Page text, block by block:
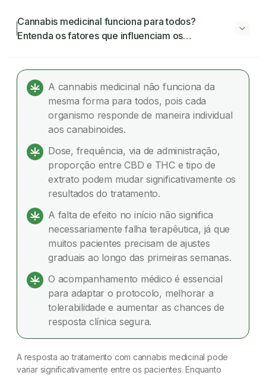
Cannabis medicinal funciona para todos?
Entenda os fatores que influenciam os
Entenda os fatores que influenciam os
resultados
Por que algumas pessoas respondem melhor
que outras à cannabis medicinal?
Principais fatores que podem influenciar os
resultados da cannabis medicinal
desistir da cannabis medicinal?
A resposta inicial à cannabis medicinal nem
sempre representa o resultado final
O que esperar do tratamento com cannabis
medicinal?
Conclusão: Cannabis medicinal funciona para
todos?
Dúvidas frequentes
A cannabis medicinal não funciona da
mesma forma para todos, pois cada
organismo responde de maneira individual
aos canabinoides.
Dose, frequência, via de administração,
proporção entre CBD e THC e tipo de
extrato podem mudar significativamente os
resultados do tratamento.
A falta de efeito no início não significa
necessariamente falha terapêutica, já que
muitos pacientes precisam de ajustes
graduais ao longo das primeiras semanas.
O acompanhamento médico é essencial
para adaptar o protocolo, melhorar a
tolerabilidade e aumentar as chances de
resposta clínica segura.
A resposta ao tratamento com cannabis medicinal pode
variar significativamente entre os pacientes. Enquanto